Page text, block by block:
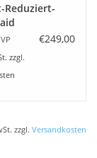
Reduziert-
Baby-
€249,00
zzgl.
zzgl. Versandkosten